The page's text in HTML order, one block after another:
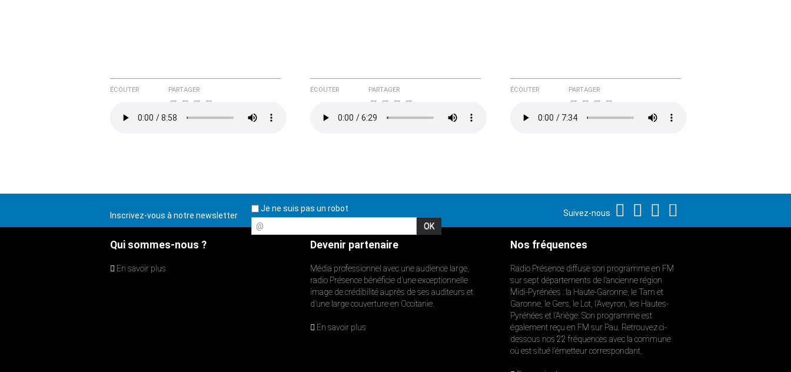
ÉCOUTER PARTAGER ÉCOUTER PARTAGER ÉCOUTER PARTAGER
Inscrivez-vous à notre newsletter
Je ne suis pas un robot
@
Suivez-nous
Qui sommes-nous ?
En savoir plus
Devenir partenaire
Média professionnel avec une audience large,
radio Présence bénéficie d’une exceptionnelle
image de crédibilité auprès de ses auditeurs et
d’une large couverture en Occitanie.
En savoir plus
Nos fréquences
Radio Présence diffuse son programme en FM
sur sept départements de l’ancienne région
Midi-Pyrénées : la Haute-Garonne, le Tarn et
Garonne, le Gers, le Lot, l’Aveyron, les Hautes-
Pyrénées et l’Ariège. Son programme est
également reçu en FM sur Pau. Retrouvez ci-
dessous nos 22 fréquences avec la commune
où est situé l’émetteur correspondant.